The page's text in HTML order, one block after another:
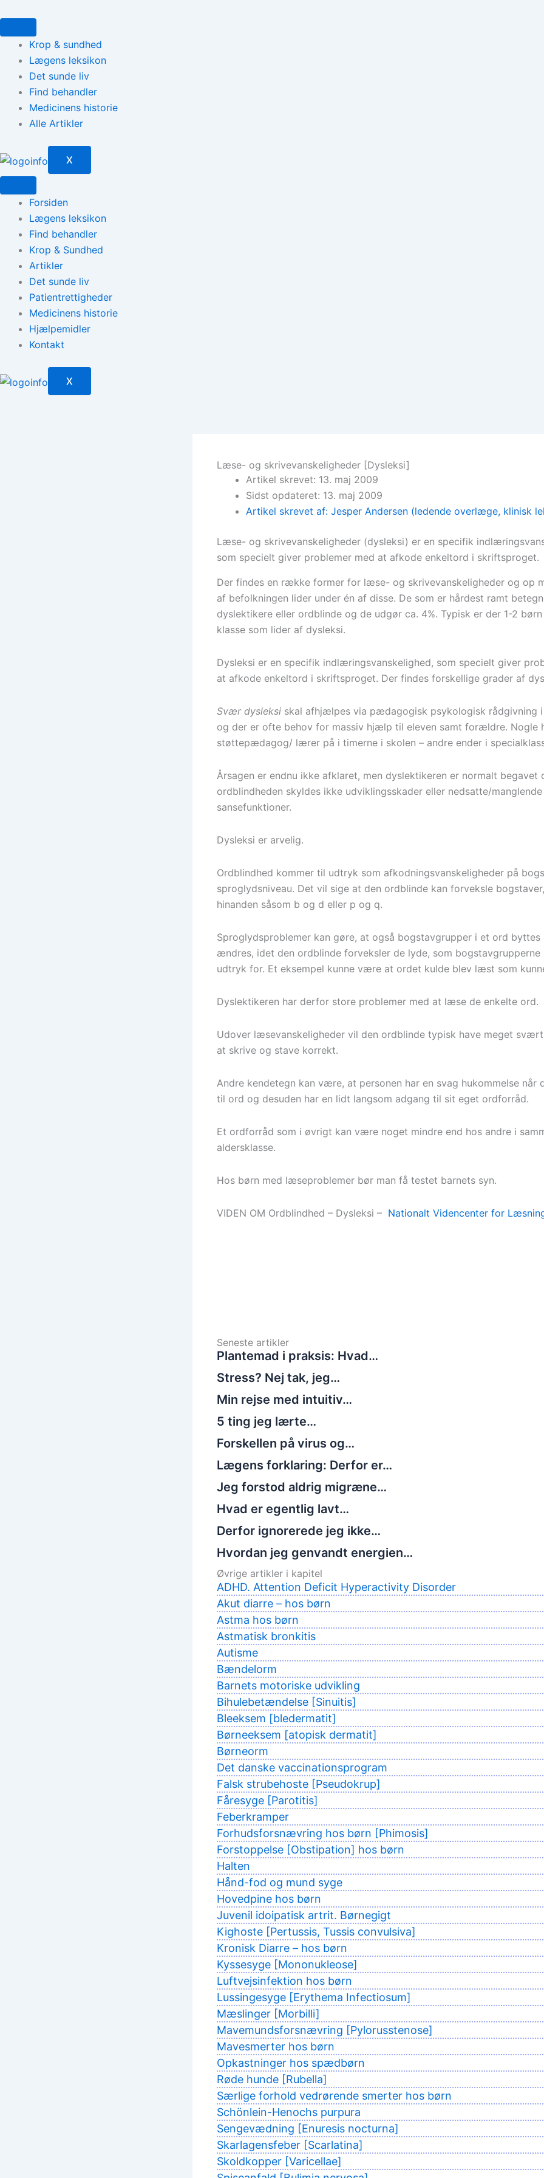
til
indholdetKrop & sundhed
Lægens leksikon
Det sunde liv
Find behandler
Medicinens historie
Alle Artikler
X
Forsiden
Lægens leksikon
Find behandler
Krop & Sundhed
Artikler
Det sunde liv
Patientrettigheder
Medicinens historie
Hjælpemidler
Kontakt
X
Læse- og skrivevanskeligheder [Dysleksi]
Artikel skrevet: 13. maj 2009
Sidst opdateret: 13. maj 2009
Artikel skrevet af: Jesper Andersen (ledende overlæge, klinisk
Læse- og skrivevanskeligheder (dysleksi) er en specifik
som specielt giver problemer med at afkode enkeltord i skriftsproget.
Der findes en række former for læse- og skrivevanskeligheder og op
af befolkningen lider under én af disse. De som er hårdest ramt
dyslektikere eller ordblinde og de udgør ca. 4%. Typisk er der 1-2
klasse som lider af dysleksi.
Dysleksi er en specifik indlæringsvanskelighed, som specielt giver
at afkode enkeltord i skriftsproget. Der findes forskellige grader af
Svær dysleksi skal afhjælpes via pædagogisk psykologisk rådgivning i
og der er ofte behov for massiv hjælp til eleven samt forældre. Nogle
støttepædagog/ lærer på i timerne i skolen – andre ender i
Årsagen er endnu ikke afklaret, men dyslektikeren er normalt begavet
ordblindheden skyldes ikke udviklingsskader eller nedsatte/manglende
sansefunktioner.
Dysleksi er arvelig.
Ordblindhed kommer til udtryk som afkodningsvanskeligheder på
sproglydsniveau. Det vil sige at den ordblinde kan forveksle
hinanden såsom b og d eller p og q.
Sproglydsproblemer kan gøre, at også bogstavgrupper i et ord byttes
ændres, idet den ordblinde forveksler de lyde, som
udtryk for. Et eksempel kunne være at ordet kulde blev læst som
Dyslektikeren har derfor store problemer med at læse de enkelte ord.
Udover læsevanskeligheder vil den ordblinde typisk have meget
at skrive og stave korrekt.
Andre kendetegn kan være, at personen har en svag hukommelse når
til ord og desuden har en lidt langsom adgang til sit eget ordforråd.
Et ordforråd som i øvrigt kan være noget mindre end hos andre i
aldersklasse.
Hos børn med læseproblemer bør man få testet barnets syn.
VIDEN OM Ordblindhed – Dysleksi – Nationalt Videncenter for
Seneste artikler
Plantemad i praksis: Hvad…
Stress? Nej tak, jeg…
Min rejse med intuitiv…
5 ting jeg lærte…
Forskellen på virus og…
Lægens forklaring: Derfor er…
Jeg forstod aldrig migræne…
Hvad er egentlig lavt…
Derfor ignorerede jeg ikke…
Hvordan jeg genvandt energien…
Øvrige artikler i kapitel
ADHD. Attention Deficit Hyperactivity Disorder
Akut diarre – hos børn
Astma hos børn
Astmatisk bronkitis
Autisme
Bændelorm
Barnets motoriske udvikling
Bihulebetændelse [Sinuitis]
Bleeksem [bledermatit]
Børneeksem [atopisk dermatit]
Børneorm
Det danske vaccinationsprogram
Falsk strubehoste [Pseudokrup]
Fåresyge [Parotitis]
Feberkramper
Forhudsforsnævring hos børn [Phimosis]
Forstoppelse [Obstipation] hos børn
Halten
Hånd-fod og mund syge
Hovedpine hos børn
Juvenil idoipatisk artrit. Børnegigt
Kighoste [Pertussis, Tussis convulsiva]
Kronisk Diarre – hos børn
Kyssesyge [Mononukleose]
Luftvejsinfektion hos børn
Lussingesyge [Erythema Infectiosum]
Mæslinger [Morbilli]
Mavemundsforsnævring [Pylorusstenose]
Mavesmerter hos børn
Opkastninger hos spædbørn
Røde hunde [Rubella]
Særlige forhold vedrørende smerter hos børn
Schönlein-Henochs purpura
Sengevædning [Enuresis nocturna]
Skarlagensfeber [Scarlatina]
Skoldkopper [Varicellae]